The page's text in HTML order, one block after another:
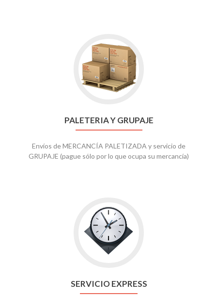
PALETERIA Y GRUPAJE
Envíos de MERCANCÍA PALETIZADA y servicio de
GRUPAJE (pague sólo por lo que ocupa su mercancía)
SERVICIO EXPRESS